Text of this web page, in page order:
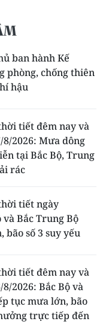
ban hành Kế
phòng, chống thiên
hậu
tiết đêm nay và
2026: Mưa dông
tại Bắc Bộ, Trung
rác
tiết ngày
và Bắc Trung Bộ
số 3 suy yếu
tiết đêm nay và
2026: Bắc Bộ và
tục mưa lớn, bão
trực tiếp đến